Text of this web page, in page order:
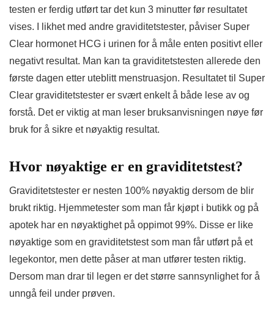
testen er ferdig utført tar det kun 3 minutter før resultatet
vises. I likhet med andre graviditetstester, påviser Super
Clear hormonet HCG i urinen for å måle enten positivt eller
negativt resultat. Man kan ta graviditetstesten allerede den
første dagen etter uteblitt menstruasjon. Resultatet til Super
Clear graviditetstester er svært enkelt å både lese av og
forstå. Det er viktig at man leser bruksanvisningen nøye før
bruk for å sikre et nøyaktig resultat.
Hvor nøyaktige er en graviditetstest?
Graviditetstester er nesten 100% nøyaktig dersom de blir
brukt riktig. Hjemmetester som man får kjøpt i butikk og på
apotek har en nøyaktighet på oppimot 99%. Disse er like
nøyaktige som en graviditetstest som man får utført på et
legekontor, men dette påser at man utfører testen riktig.
Dersom man drar til legen er det større sannsynlighet for å
unngå feil under prøven.